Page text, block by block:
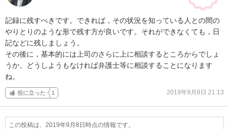
記録に残すべきです。できれば，その状況を知っている人との間の
やりとりのような形で残す方が良いです。それができなくても，日
記などに残しましょう。
その後に，基本的には上司のさらに上に相談するところからでしょ
うか。どうしようもなければ弁護士等に相談することになります
ね。
役に立った 1 2019年9月8日 21:13
この投稿は、2019年9月8日時点の情報です。